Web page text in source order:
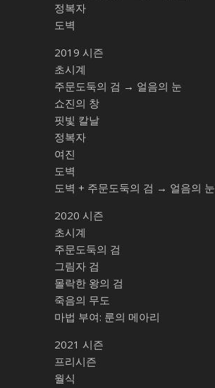
정복자
도벽
2019 시즌
초시계
주문도둑의 검 → 얼음의 눈
쇼진의 창
핏빛 칼날
정복자
여진
도벽
도벽 + 주문도둑의 검 → 얼음의 눈
2020 시즌
초시계
주문도둑의 검
그림자 검
몰락한 왕의 검
죽음의 무도
마법 부여: 룬의 메아리
2021 시즌
프리시즌
월식